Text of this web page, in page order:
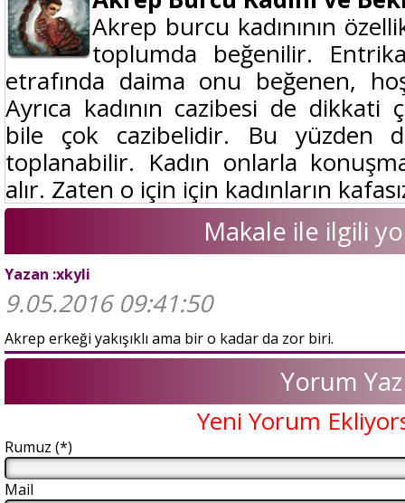
Akrep burcu kadınının
toplumda beğenilir.
etrafında daima onu beğenen,
Ayrıca kadının cazibesi de dikkati
bile çok cazibelidir. Bu yüzden
toplanabilir. Kadın onlarla
alır. Zaten o için için kadınların
Makale ile ilgili
Yazan :xkyli
9.05.2016 09:41:50
Akrep erkeği yakışıklı ama bir o kadar da zor biri.
Yorum Yaz
Yeni Yorum
Rumuz (*)
Mail